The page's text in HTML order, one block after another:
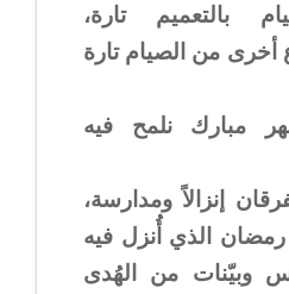
بالتعميم تارة،
من الصيام تارة
مبارك نلمح فيه
إنزالاً ومدارسة،
الذي أُنزل فيه
وبيّنات من الهُدى